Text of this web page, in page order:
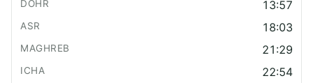
13:57
18:03
21:29
22:54